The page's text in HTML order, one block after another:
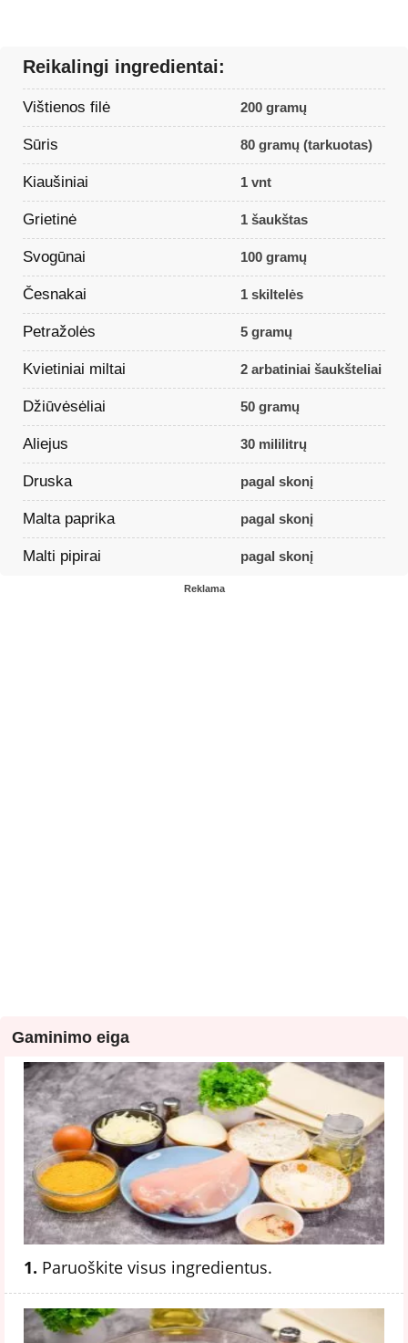
Reikalingi ingredientai:
Vištienos filė 200 gramų
Sūris 80 gramų (tarkuotas)
Kiaušiniai 1 vnt
Grietinė 1 šaukštas
Svogūnai 100 gramų
Česnakai 1 skiltelės
Petražolės 5 gramų
Kvietiniai miltai 2 arbatiniai šaukšteliai
Džiūvėsėliai 50 gramų
Aliejus 30 mililitrų
Druska pagal skonį
Malta paprika pagal skonį
Malti pipirai pagal skonį
Reklama
Gaminimo eiga
1. Paruoškite visus ingredientus.